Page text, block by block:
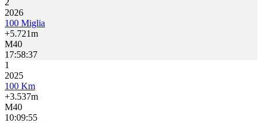
2026
100 Miglia
+5.721m
M40
17:58:37
1
2025
100 Km
+3.537m
M40
10:09:55